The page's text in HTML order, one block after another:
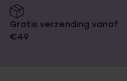
Gratis verzending vanaf
€49